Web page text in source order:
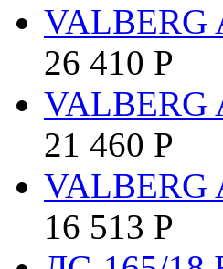
VALBERG
26 410 Р
VALBERG
21 460 Р
VALBERG
16 513 Р